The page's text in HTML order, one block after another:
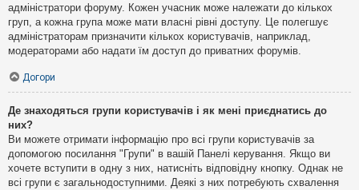
адміністратори форуму. Кожен учасник може належати до кількох
груп, а кожна група може мати власні рівні доступу. Це полегшує
адміністраторам призначити кількох користувачів, наприклад,
модераторами або надати їм доступ до приватних форумів.
Догори
Де знаходяться групи користувачів і як мені приєднатись до
них?
Ви можете отримати інформацію про всі групи користувачів за
допомогою посилання "Групи" в вашій Панелі керування. Якщо ви
хочете вступити в одну з них, натисніть відповідну кнопку. Однак не
всі групи є загальнодоступними. Деякі з них потребують схвалення